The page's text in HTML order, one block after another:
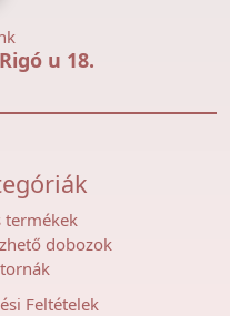
u 18.
termékek
dobozok
Feltételek